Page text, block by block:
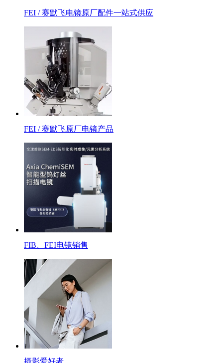
FEI / 赛默飞电镜原厂配件一站式供应
FEI / 赛默飞原厂电镜产品
FIB、FEI电镜销售
摄影爱好者